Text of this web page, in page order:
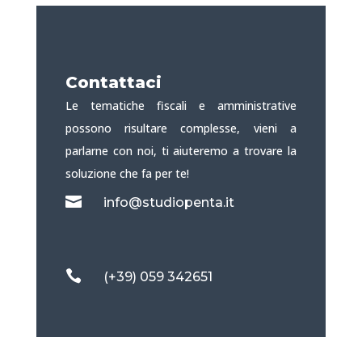
Contattaci
Le tematiche fiscali e amministrative
possono risultare complesse, vieni a
parlarne con noi, ti aiuteremo a trovare la
soluzione che fa per te!
 info@studiopenta.it
 (+39) 059 342651